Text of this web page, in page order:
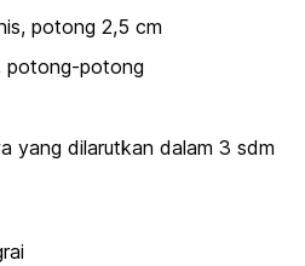
potong 2,5 cm
potong-potong
yang dilarutkan dalam 3 sdm